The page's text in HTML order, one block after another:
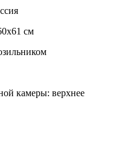
см
камеры: верхнее